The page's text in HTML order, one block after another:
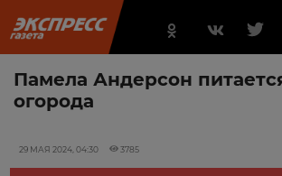
Памела Андерсон
огорода
29 МАЯ 2024, 04:30 3785